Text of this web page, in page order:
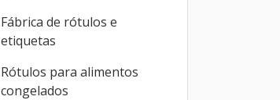
Fábrica de rótulos e
etiquetas
Rótulos para alimentos
congelados